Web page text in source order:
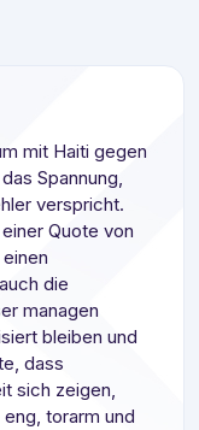
mit Haiti gegen
Spannung,
verspricht.
Quote von
die
managen
bleiben und
dass
sich zeigen,
torarm und